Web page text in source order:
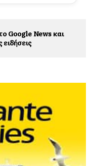
Google News και